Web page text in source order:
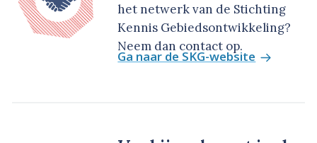
het netwerk van de Stichting
Kennis Gebiedsontwikkeling?
Neem dan contact op.
Ga naar de SKG-website